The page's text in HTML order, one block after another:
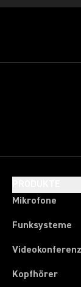
Mikrofone
Funksysteme
Kopfhörer